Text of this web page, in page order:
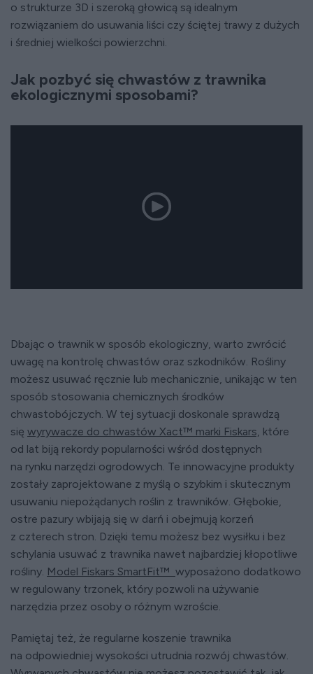
o strukturze 3D i szeroką głowicą są idealnym
rozwiązaniem do usuwania liści czy ściętej trawy z dużych
i średniej wielkości powierzchni.
Jak pozbyć się chwastów z trawnika
ekologicznymi sposobami?
Dbając o trawnik w sposób ekologiczny, warto zwrócić
uwagę na kontrolę chwastów oraz szkodników. Rośliny
możesz usuwać ręcznie lub mechanicznie, unikając w ten
sposób stosowania chemicznych środków
chwastobójczych. W tej sytuacji doskonale sprawdzą
się wyrywacze do chwastów Xact™ marki Fiskars, które
od lat biją rekordy popularności wśród dostępnych
na rynku narzędzi ogrodowych. Te innowacyjne produkty
zostały zaprojektowane z myślą o szybkim i skutecznym
usuwaniu niepożądanych roślin z trawników. Głębokie,
ostre pazury wbijają się w darń i obejmują korzeń
z czterech stron. Dzięki temu możesz bez wysiłku i bez
schylania usuwać z trawnika nawet najbardziej kłopotliwe
rośliny. Model Fiskars SmartFit™ wyposażono dodatkowo
w regulowany trzonek, który pozwoli na używanie
narzędzia przez osoby o różnym wzroście.
Pamiętaj też, że regularne koszenie trawnika
na odpowiedniej wysokości utrudnia rozwój chwastów.